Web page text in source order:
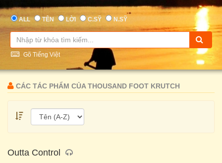
ALL TÊN LỜI C.SỸ N.SỸ
Gõ Tiếng Việt
CÁC TÁC PHẨM CỦA THOUSAND FOOT KRUTCH
Outta Control